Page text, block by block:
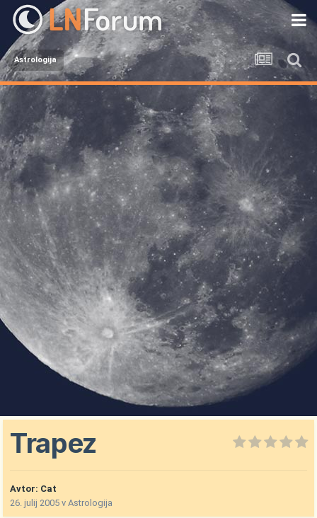
Astrologija
Trapez
Avtor: Cat
26. julij 2005 vAstrologija